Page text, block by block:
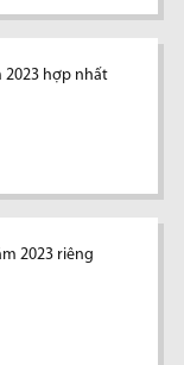
2023 hợp nhất
2023 riêng